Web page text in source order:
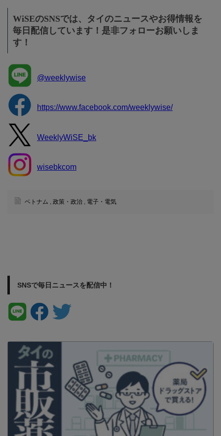
WiSEのSNSでは、タイのニュースやお得情報を
毎日配信しています！是非フォローお願いしま
す！
@weeklywise
https://www.facebook.com/weeklywise/
WeeklyWiSE_bk
wisebkcom
ベトナム , 政策・政治 , 電子・電気
SNSで毎日ニュースを配信中！